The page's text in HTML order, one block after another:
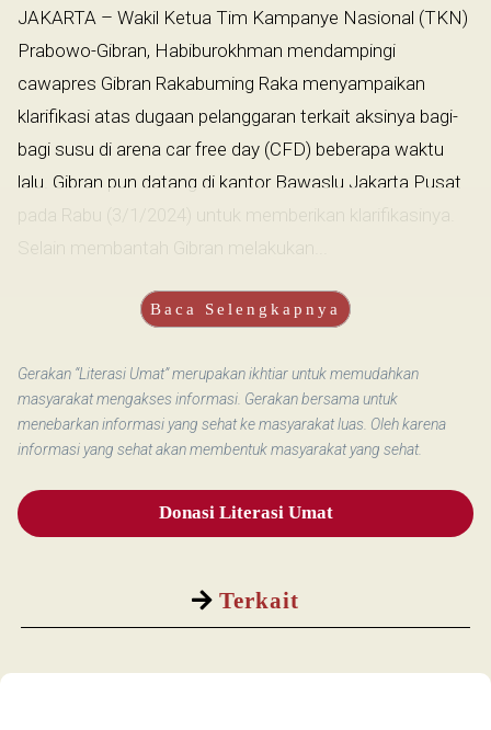
Terkait
JAKARTA – Wakil Ketua Tim Kampanye Nasional (TKN)
Prabowo-Gibran, Habiburokhman mendampingi
cawapres Gibran Rakabuming Raka menyampaikan
klarifikasi atas dugaan pelanggaran terkait aksinya bagi-
bagi susu di arena car free day (CFD) beberapa waktu
lalu. Gibran pun datang di kantor Bawaslu Jakarta Pusat
pada Rabu (3/1/2024) untuk memberikan klarifikasinya.
Selain membantah Gibran melakukan...
Baca Selengkapnya
Gerakan “Literasi Umat” merupakan ikhtiar untuk memudahkan
masyarakat mengakses informasi. Gerakan bersama untuk
menebarkan informasi yang sehat ke masyarakat luas. Oleh karena
informasi yang sehat akan membentuk masyarakat yang sehat.
Donasi Literasi Umat